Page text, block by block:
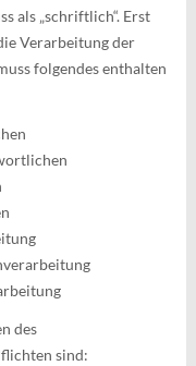
als „schriftlich“. Erst
Verarbeitung der
folgendes enthalten
des
sind: